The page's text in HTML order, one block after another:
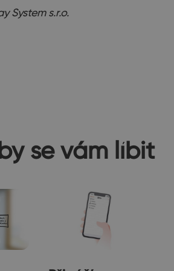
System s.r.o.
se vám líbit